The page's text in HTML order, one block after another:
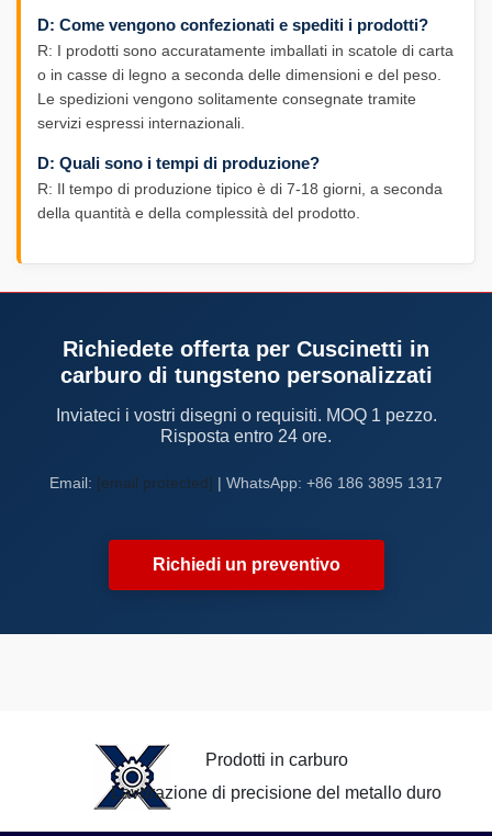
D: Come vengono confezionati e spediti i prodotti?
R: I prodotti sono accuratamente imballati in scatole di carta
o in casse di legno a seconda delle dimensioni e del peso.
Le spedizioni vengono solitamente consegnate tramite
servizi espressi internazionali.
D: Quali sono i tempi di produzione?
R: Il tempo di produzione tipico è di 7-18 giorni, a seconda
della quantità e della complessità del prodotto.
Richiedete offerta per Cuscinetti in
carburo di tungsteno personalizzati
Inviateci i vostri disegni o requisiti. MOQ 1 pezzo.
Risposta entro 24 ore.
Email: [email protected] | WhatsApp: +86 186 3895 1317
Richiedi un preventivo
Prodotti in carburo
Lavorazione di precisione del metallo duro